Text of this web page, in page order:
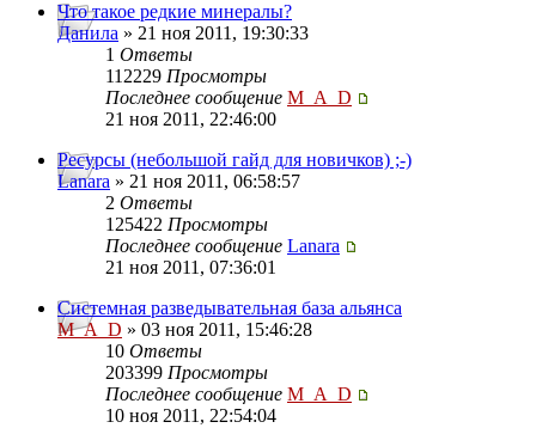
Что такое редкие минералы?
Данила » 21 ноя 2011, 19:30:33
1 Ответы
112229 Просмотры
Последнее сообщение M_A_D
21 ноя 2011, 22:46:00
Ресурсы (небольшой гайд для новичков) ;-)
Lanara » 21 ноя 2011, 06:58:57
2 Ответы
125422 Просмотры
Последнее сообщение Lanara
21 ноя 2011, 07:36:01
Системная разведывательная база альянса
M_A_D » 03 ноя 2011, 15:46:28
10 Ответы
203399 Просмотры
Последнее сообщение M_A_D
10 ноя 2011, 22:54:04